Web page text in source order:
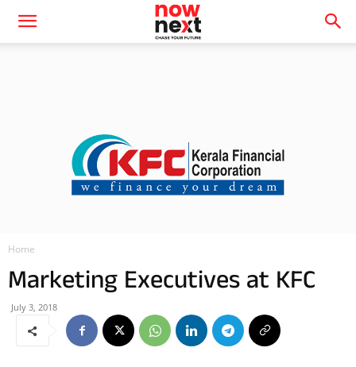
Home
Marketing Executives at KFC
July 3, 2018